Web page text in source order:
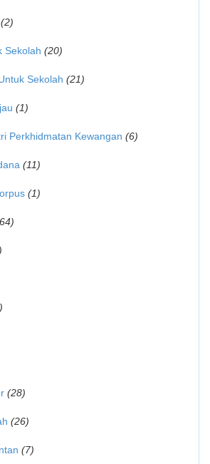
(2)
Sekolah (20)
Sekolah (21)
(1)
Perkhidmatan Kewangan (6)
(11)
(1)
(28)
(26)
(7)